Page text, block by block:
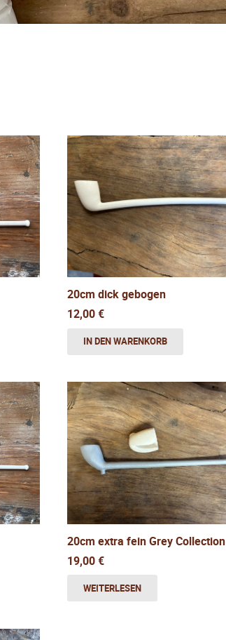
20cm dick gebogen
12,00€
IN DEN WARENKORB
20cm extra fein Grey Collection
19,00€
WEITERLESEN